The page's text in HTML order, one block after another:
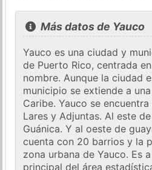
Más datos de Yauco
Yauco es una ciudad y
de Puerto Rico, centrada
nombre. Aunque la ciudad
municipio se extiende a
Caribe. Yauco se
Lares y Adjuntas. Al este
Guánica. Y al oeste de
cuenta con 20 barrios y la
zona urbana de Yauco. Es
principal del área